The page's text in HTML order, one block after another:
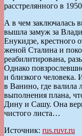
расстрелянного в
А в чем заключалась
вышла замуж за
Енукидзе, крестного
женой Сталина и
реабилитирована,
Однако
и близкого человека.
в Ванино, где валила
выполнения плана,
Дину и Сашу. Она
чистого листа…
Источник: rus.ruvr.ru